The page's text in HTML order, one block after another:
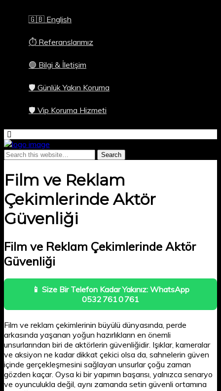
🇬🇧 English
⏱️ Referanslarımız
🟢 Bilgi & İletişim
🛡️ Günlük Yakın Koruma
🛡️ Vip Koruma Hizmeti
Film ve Reklam
Çekimlerinde Aktör
Güvenliği
Film ve Reklam Çekimlerinde Aktör
Güvenliği
📱 Size Bir Telefon Kadar Yakınız: WhatsApp
0532 761 0 761
Film ve reklam çekimlerinin büyülü dünyasında, perde
arkasında yaşanan yoğun hazırlıkların en önemli
unsurlarından biri de aktörlerin güvenliğidir. Işıklar, kameralar
ve aksiyon ne kadar dikkat çekici olsa da, sahnelerin güven
içinde gerçekleşmesini sağlayan unsurlar çoğu zaman
gözden kaçar. Oysa ki bir yapımın başarısı, yalnızca senaryo
ve oyunculukla değil, aynı zamanda setin güvenli ortamına